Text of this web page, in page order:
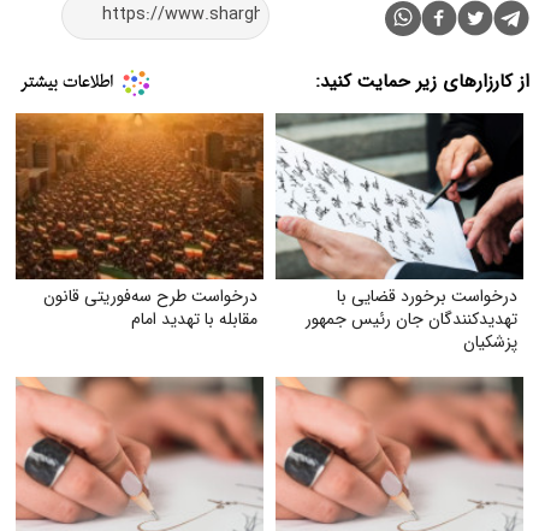
از کارزارهای زیر حمایت کنید:
درخواست برخورد قضایی با
تهدید‌کنندگان جان رئیس جمهور
پزشکیان
درخواست طرح سه‌فوریتی قانون
مقابله با تهدید امام